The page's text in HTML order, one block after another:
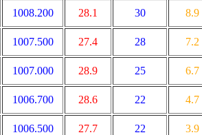
1008.200 28.1 30
8.9
1007.500 27.4 28
7.2
1007.000 28.9 25
6.7
1006.700 28.6 22
4.7
1006.500 27.7 22
3.9